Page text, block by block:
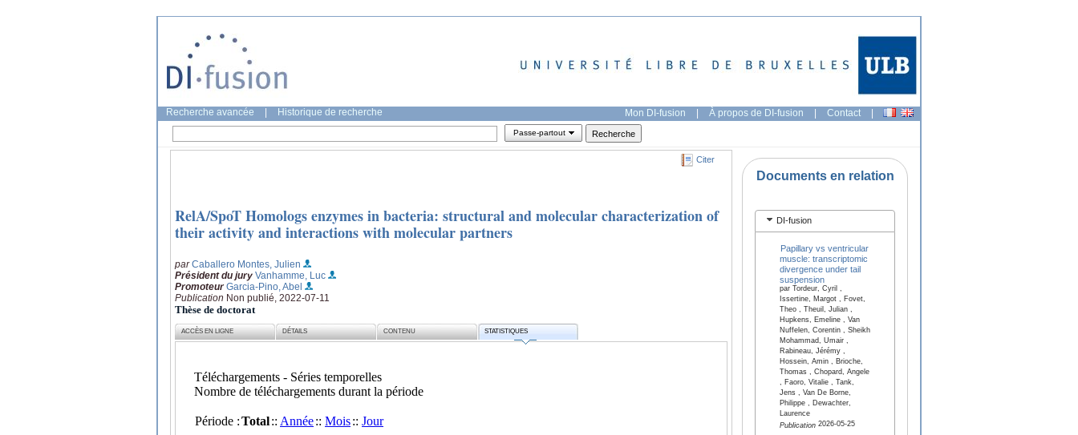
Recherche avancée Historique de recherche Mon DI-fusion | À propos de DI-fusion | Contact |
Passe-partout
Citer
RelA/SpoT Homologs enzymes in bacteria: structural and molecular characterization of
their activity and interactions with molecular partners
parCaballero Montes, Julien
Président du jury Vanhamme, Luc
Promoteur Garcia-Pino, Abel
Publication Non publié, 2022-07-11
Thèse de doctorat
ACCÈS EN LIGNE DÉTAILS CONTENU STATISTIQUES
Documents en relation
DI-fusion
Papillary vs ventricular
muscle: transcriptomic
divergence under tail
suspension
par Tordeur, Cyril ,
Issertine, Margot , Fovet,
Theo , Theuil, Julian ,
Hupkens, Emeline , Van
Nuffelen, Corentin , Sheikh
Mohammad, Umair ,
Rabineau, Jérémy ,
Hossein, Amin , Brioche,
Thomas , Chopard, Angele
, Faoro, Vitalie , Tank,
Jens , Van De Borne,
Philippe , Dewachter,
Laurence
Publication2026-05-25